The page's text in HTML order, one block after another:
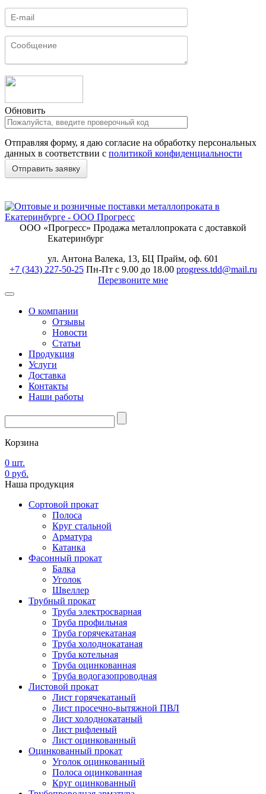
Обновить
Отправляя форму, я даю согласие на обработку персональных
данных в соответствии с политикой конфиденциальности
ООО «Прогресс» Продажа металлопроката с доставкой
Екатеринбург
ул. Антона Валека, 13, БЦ Прайм, оф. 601
+7 (343) 227-50-25 Пн-Пт с 9.00 до 18.00 progress.tdd@mail.ru
Перезвоните мне
О компании
Отзывы
Новости
Статьи
Продукция
Услуги
Доставка
Контакты
Наши работы
Корзина
0 шт.
0 руб.
Наша продукция
Сортовой прокат
Полоса
Круг стальной
Арматура
Катанка
Фасонный прокат
Балка
Уголок
Швеллер
Трубный прокат
Труба электросварная
Труба профильная
Труба горячекатаная
Труба холоднокатаная
Труба котельная
Труба оцинкованная
Труба водогазопроводная
Листовой прокат
Лист горячекатаный
Лист просечно-вытяжной ПВЛ
Лист холоднокатаный
Лист рифленый
Лист оцинкованный
Оцинкованный прокат
Уголок оцинкованный
Полоса оцинкованная
Круг оцинкованный